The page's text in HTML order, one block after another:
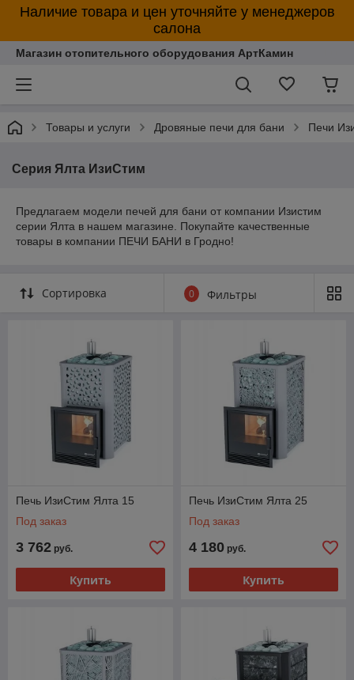
Наличие товара и цен уточняйте у менеджеров
салона
Магазин отопительного оборудования АртКамин
Товары и услуги Дровяные печи для бани Печи
Серия Ялта ИзиСтим
Предлагаем модели печей для бани от компании Изистим
серии Ялта в нашем магазине. Покупайте качественные
товары в компании ПЕЧИ БАНИ в Гродно!
Сортировка 0 Фильтры
Печь ИзиСтим Ялта 15
Под заказ
3 762 руб.
Купить
Печь ИзиСтим Ялта 25
Под заказ
4 180 руб.
Купить